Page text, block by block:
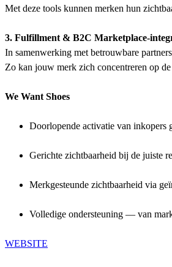
Met deze tools kunnen merken hun
3. Fulfillment & B2C Marketplace-
In samenwerking met betrouwbare
Zo kan jouw merk zich concentreren op
We Want Shoes
Doorlopende activatie van inkopers
Gerichte zichtbaarheid bij de juiste
Merkgesteunde zichtbaarheid via
Volledige ondersteuning — van
WEBSITE